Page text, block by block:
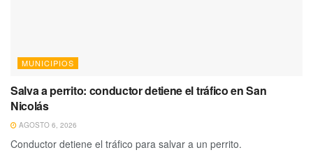
MUNICIPIOS
Salva a perrito: conductor detiene el tráfico en San
Nicolás
AGOSTO 6, 2026
Conductor detiene el tráfico para salvar a un perrito.